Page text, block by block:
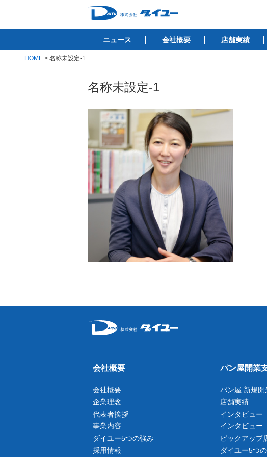
テ
株式会社ダイユー
1200件以上の開業サポート実績！！ ベーカリー
ニュース 会社概要 店舗実績
HOME > 名称未設定-1
名称未設定-1
会社概要
会社概要
企業理念
代表者挨拶
事業内容
ダイユー5つの強み
採用情報
パン屋開業
パン屋 新規開
店舗実績
インタビュー
インタビュー
ピックアップ
ダイユー5つ